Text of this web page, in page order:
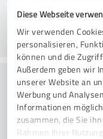
Diese Webseite
Wir verwenden
personalisieren,
können und die
Außerdem geben wir
unserer Website an
Werbung und
Informationen
zusammen, die Sie
Rahmen Ihrer